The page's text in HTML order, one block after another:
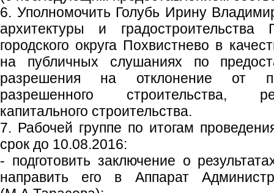
6. Уполномочить Голубь Ирину
архитектуры и
городского округа Похвистнево в
на публичных слушаниях по
разрешения на отклонение от
разрешенного строительства,
капитального строительства.
7. Рабочей группе по итогам
срок до 10.08.2016:
- подготовить заключение о
направить его в Аппарат